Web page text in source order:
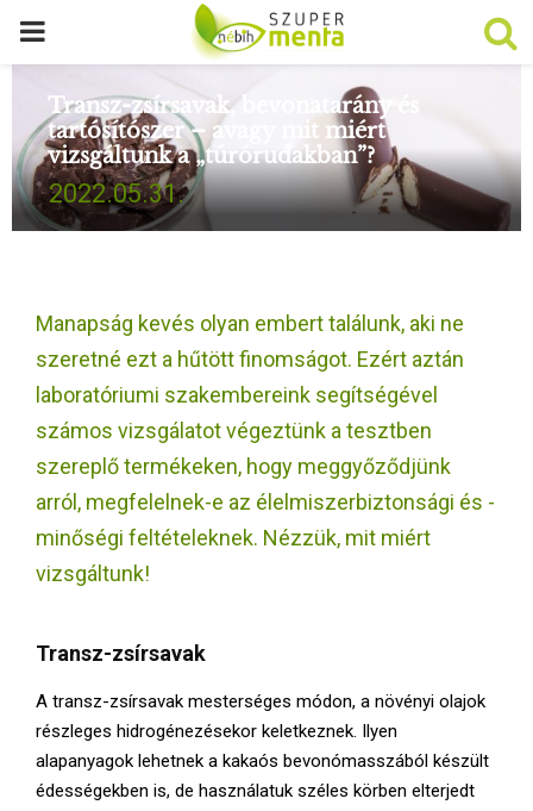
P
I
M
R
M
Transz-zsírsavak, bevonatarány és
tartósítószer – avagy mit miért
vizsgáltunk a „túrórudakban”?
2022.05.31.
Manapság kevés olyan embert találunk, aki ne
szeretné ezt a hűtött finomságot. Ezért aztán
laboratóriumi szakembereink segítségével
számos vizsgálatot végeztünk a tesztben
szereplő termékeken, hogy meggyőződjünk
arról, megfelelnek-e az élelmiszerbiztonsági és -
minőségi feltételeknek. Nézzük, mit miért
vizsgáltunk!
Transz-zsírsavak
A transz-zsírsavak mesterséges módon, a növényi olajok
részleges hidrogénezésekor keletkeznek. Ilyen
alapanyagok lehetnek a kakaós bevonómasszából készült
édességekben is, de használatuk széles körben elterjedt